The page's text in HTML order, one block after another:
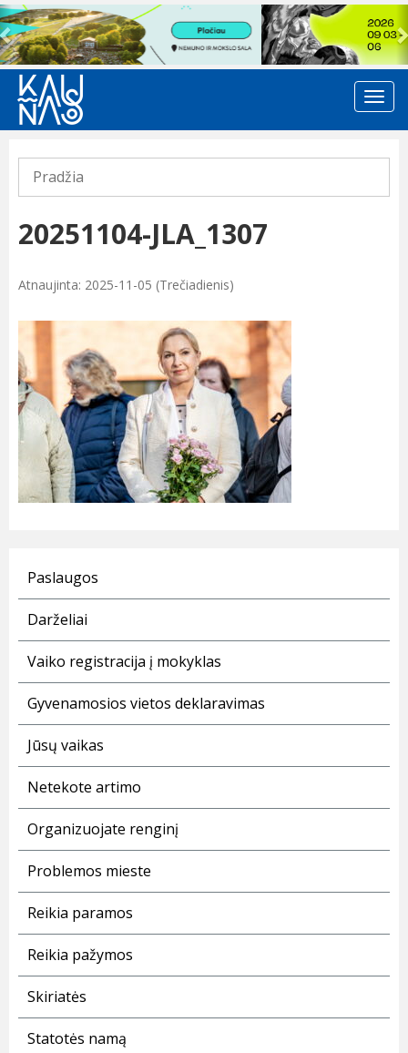
Previous
Pradžia
20251104-JLA_1307
Atnaujinta: 2025-11-05 (Trečiadienis)
Paslaugos
Darželiai
Vaiko registracija į mokyklas
Gyvenamosios vietos deklaravimas
Jūsų vaikas
Netekote artimo
Organizuojate renginį
Problemos mieste
Reikia paramos
Reikia pažymos
Skiriatės
Statotės namą